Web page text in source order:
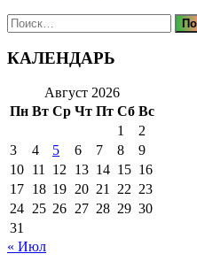
Найти:
КАЛЕНДАРЬ
Август 2026
Пн Вт Ср Чт Пт Сб Вс
1
2
3
4 5 6 7 8
9
10 11 12 13 14 15 16
17 18 19 20 21 22 23
24 25 26 27 28 29 30
31
« Июл